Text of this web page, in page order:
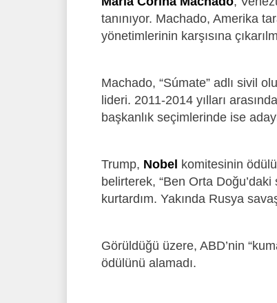
tanınıyor. Machado, Amerika
yönetimlerinin karşısına
Machado, “Súmate” adlı sivil
lideri. 2011-2014 yılları
başkanlık seçimlerinde ise
Trump, Nobel komitesinin
belirterek, “Ben Orta
kurtardım. Yakında Rusya
Görüldüğü üzere, ABD’nin
ödülünü alamadı.